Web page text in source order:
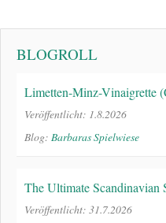
BLOGROLL
Limetten-Minz-Vinaigrette
Veröffentlicht: 1.8.2026
Blog: Barbaras Spielwiese
The Ultimate Scandinavian
Veröffentlicht: 31.7.2026